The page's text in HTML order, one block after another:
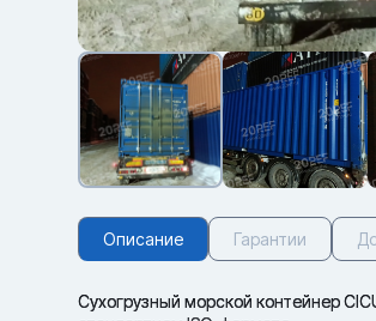
Описание Гарантии
Сухогрузный морской контейнер